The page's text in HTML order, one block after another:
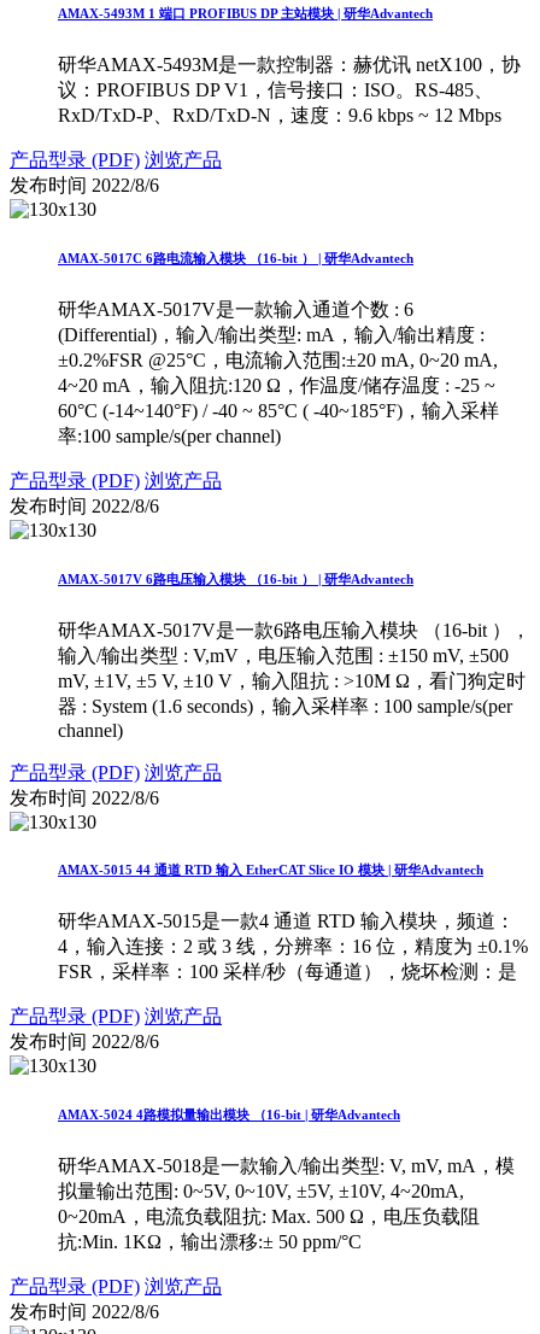
AMAX-5493M 1 端口 PROFIBUS DP 主站模块 | 研华Advantech
研华AMAX-5493M是一款控制器：赫优讯 netX100，协
议：PROFIBUS DP V1，信号接口：ISO。RS-485、
RxD/TxD-P、RxD/TxD-N，速度：9.6 kbps ~ 12 Mbps
产品型录 (PDF) 浏览产品
发布时间 2022/8/6
AMAX-5017C 6路电流输入模块 （16-bit ） | 研华Advantech
研华AMAX-5017V是一款输入通道个数 : 6
(Differential)，输入/输出类型: mA，输入/输出精度 :
±0.2%FSR @25°C，电流输入范围:±20 mA, 0~20 mA,
4~20 mA，输入阻抗:120 Ω，作温度/储存温度 : -25 ~
60°C (-14~140°F) / -40 ~ 85°C ( -40~185°F)，输入采样
率:100 sample/s(per channel)
产品型录 (PDF) 浏览产品
发布时间 2022/8/6
AMAX-5017V 6路电压输入模块 （16-bit ） | 研华Advantech
研华AMAX-5017V是一款6路电压输入模块 （16-bit ），
输入/输出类型 : V,mV，电压输入范围 : ±150 mV, ±500
mV, ±1V, ±5 V, ±10 V，输入阻抗 : >10M Ω，看门狗定时
器 : System (1.6 seconds)，输入采样率 : 100 sample/s(per
channel)
产品型录 (PDF) 浏览产品
发布时间 2022/8/6
AMAX-5015 44 通道 RTD 输入 EtherCAT Slice IO 模块 | 研华Advantech
研华AMAX-5015是一款4 通道 RTD 输入模块，频道：
4，输入连接：2 或 3 线，分辨率：16 位，精度为 ±0.1%
FSR，采样率：100 采样/秒（每通道），烧坏检测：是
产品型录 (PDF) 浏览产品
发布时间 2022/8/6
AMAX-5024 4路模拟量输出模块 （16-bit | 研华Advantech
研华AMAX-5018是一款输入/输出类型: V, mV, mA，模
拟量输出范围: 0~5V, 0~10V, ±5V, ±10V, 4~20mA,
0~20mA，电流负载阻抗: Max. 500 Ω，电压负载阻
抗:Min. 1KΩ，输出漂移:± 50 ppm/°C
产品型录 (PDF) 浏览产品
发布时间 2022/8/6